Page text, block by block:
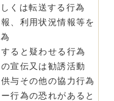
くは転送する行為
、利用状況情報等を
ると疑わせる行為
宣伝又は勧誘活動
与その他の協力行為
行為の恐れがあると